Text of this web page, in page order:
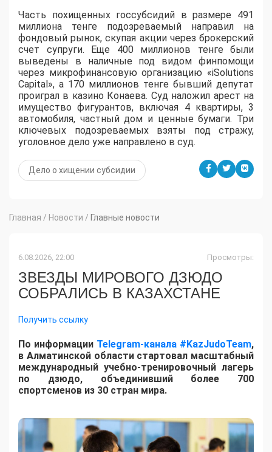
Часть похищенных госсубсидий в размере 491
миллиона тенге подозреваемый направил на
фондовый рынок, скупая акции через брокерский
счет супруги. Еще 400 миллионов тенге были
выведены в наличные под видом финпомощи
через микрофинансовую организацию «iSolutions
Capital», а 170 миллионов тенге бывший депутат
проиграл в казино Конаева. Суд наложил арест на
имущество фигурантов, включая 4 квартиры, 3
автомобиля, частный дом и ценные бумаги. Три
ключевых подозреваемых взяты под стражу,
уголовное дело уже направлено в суд.
Дело о хищении субсидии
Главная / Новости / Главные новости
6.08.2026, 22:00 Просмотры:
ЗВЕЗДЫ МИРОВОГО ДЗЮДО
СОБРАЛИСЬ В КАЗАХСТАНЕ
Получить ссылку
По информации Telegram-канала #KazJudoTeam,
в Алматинской области стартовал масштабный
международный учебно-тренировочный лагерь
по дзюдо, объединивший более 700
спортсменов из 30 стран мира.